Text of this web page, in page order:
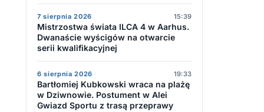
7 sierpnia 2026 15:39
Mistrzostwa świata ILCA 4 w Aarhus.
Dwanaście wyścigów na otwarcie
serii kwalifikacyjnej
6 sierpnia 2026 19:33
Bartłomiej Kubkowski wraca na plażę
w Dziwnowie. Postument w Alei
Gwiazd Sportu z trasą przeprawy